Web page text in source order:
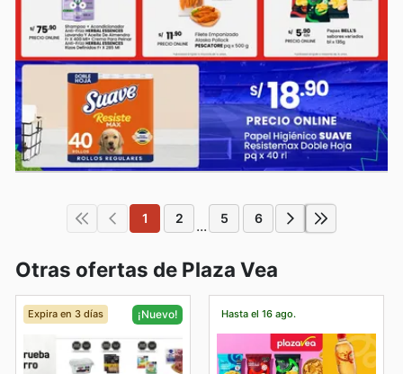
1 2 ... 5 6
Otras ofertas de Plaza Vea
Expira en 3 días ¡Nuevo! Hasta el 16 ago.